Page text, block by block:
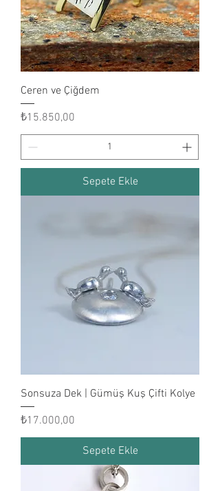
Ceren ve Çiğdem
Fiyat
₺15.850,00
Sepete Ekle
Sonsuza Dek | Gümüş Kuş Çifti Kolye
Fiyat
₺17.000,00
Sepete Ekle